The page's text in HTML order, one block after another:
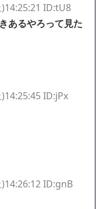
ID:tU8
あるやろって見た
ID:jPx
ID:gnB